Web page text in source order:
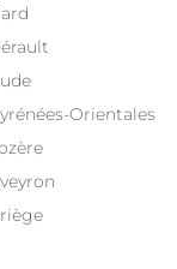
Orientales